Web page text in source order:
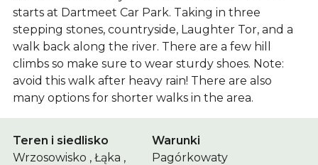
starts at Dartmeet Car Park. Taking in three
stepping stones, countryside, Laughter Tor, and a
walk back along the river. There are a few hill
climbs so make sure to wear sturdy shoes. Note:
avoid this walk after heavy rain! There are also
many options for shorter walks in the area.
Teren i siedlisko
Wrzosowisko , Łąka ,
Warunki
Pagórkowaty